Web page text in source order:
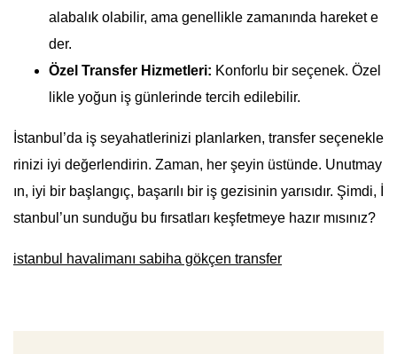
alabalık olabilir, ama genellikle zamanında hareket e
der.
Özel Transfer Hizmetleri: Konforlu bir seçenek. Özel
likle yoğun iş günlerinde tercih edilebilir.
İstanbul’da iş seyahatlerinizi planlarken, transfer seçenekle
rinizi iyi değerlendirin. Zaman, her şeyin üstünde. Unutmay
ın, iyi bir başlangıç, başarılı bir iş gezisinin yarısıdır. Şimdi, İ
stanbul’un sunduğu bu fırsatları keşfetmeye hazır mısınız?
istanbul havalimanı sabiha gökçen transfer